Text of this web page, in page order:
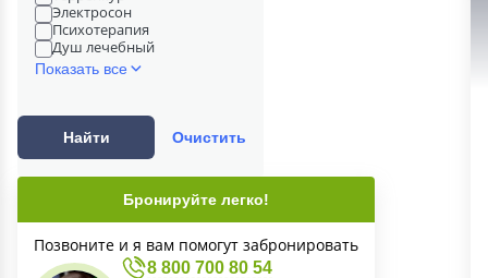
Электросон
Психотерапия
Душ лечебный
Показать все
Найти Очистить
Бронируйте легко!
Позвоните и я вам помогут забронировать
8 800 700 80 54